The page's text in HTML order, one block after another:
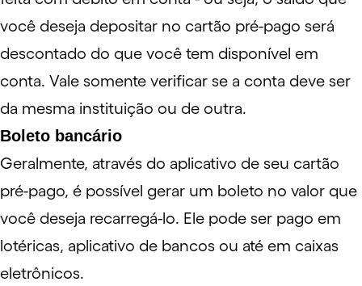
você deseja depositar no cartão pré-pago será
descontado do que você tem disponível em
conta. Vale somente verificar se a conta deve ser
da mesma instituição ou de outra.
Boleto bancário
Geralmente, através do aplicativo de seu cartão
pré-pago, é possível gerar um boleto no valor que
você deseja recarregá-lo. Ele pode ser pago em
lotéricas, aplicativo de bancos ou até em caixas
eletrônicos.